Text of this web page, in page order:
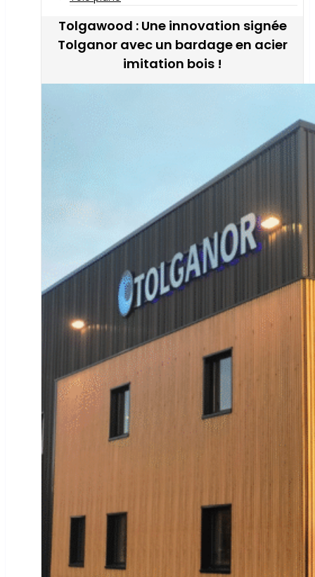
Tolgawood : Une innovation signée
Tolganor avec un bardage en acier
imitation bois !